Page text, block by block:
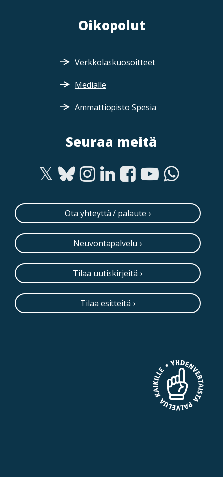
Oikopolut
Verkkolaskuosoitteet
Medialle
Ammattiopisto Spesia
Seuraa meitä
Ota yhteyttä / palaute
Neuvontapalvelu
Tilaa uutiskirjeitä
Tilaa esitteitä